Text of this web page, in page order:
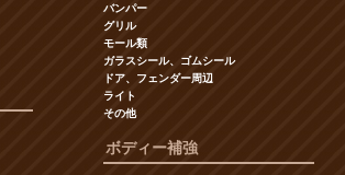
バンパー
グリル
モール類
ガラスシール、ゴムシール
ドア、フェンダー周辺
ライト
その他
ボディー補強